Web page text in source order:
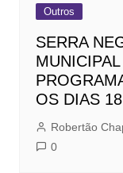
Outros
SERRA
OS DIAS
Robertão
0